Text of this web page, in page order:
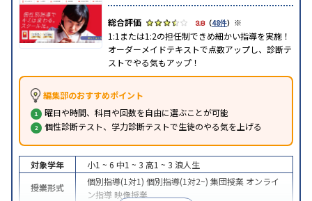
3.8（48件） ※
1:1または1:2の担任制できめ細かい指導を実施！
オーダーメイドテキストで点数アップし、診断テ
ストでやる気もアップ！
編集部のおすすめポイント
曜日や時間、科目や回数を自由に選ぶことが可能
個性診断テスト、学力診断テストで生徒のやる気を上げる
対象学年 小1 ~ 6 中1 ~ 3 高1 ~ 3 浪人生
授業形式
個別指導(1対1) 個別指導(1対2~) 集団授業 オンライ
ン指導 映像授業